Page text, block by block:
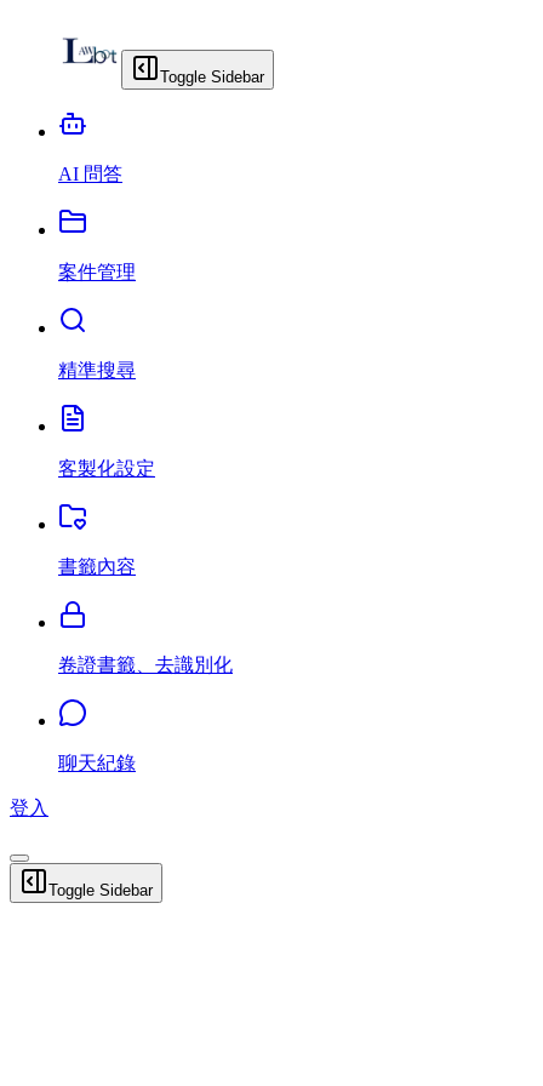
Toggle Sidebar
AI 問答
案件管理
精準搜尋
客製化設定
書籤內容
卷證書籤、去識別化
聊天紀錄
登入
Toggle Sidebar